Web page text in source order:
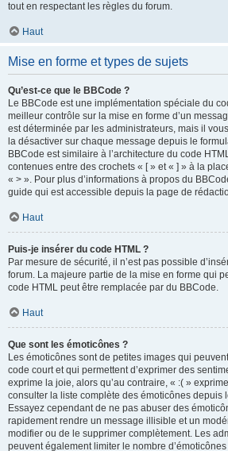
tout en respectant les règles du forum.
Haut
Mise en forme et types de sujets
Qu’est-ce que le BBCode ?
Le BBCode est une implémentation spéciale du
meilleur contrôle sur la mise en forme d’un
est déterminée par les administrateurs, mais il
la désactiver sur chaque message depuis le
BBCode est similaire à l’architecture du code
contenues entre des crochets « [ » et « ] » à la
« > ». Pour plus d’informations à propos du
guide qui est accessible depuis la page de
Haut
Puis-je insérer du code HTML ?
Par mesure de sécurité, il n’est pas possible
forum. La majeure partie de la mise en forme qui
code HTML peut être remplacée par du BBCode.
Haut
Que sont les émoticônes ?
Les émoticônes sont de petites images qui
code court et qui permettent d’exprimer des
exprime la joie, alors qu’au contraire, « :( »
consulter la liste complète des émoticônes depuis
Essayez cependant de ne pas abuser des
rapidement rendre un message illisible et un
modifier ou de le supprimer complètement. Les
peuvent également limiter le nombre